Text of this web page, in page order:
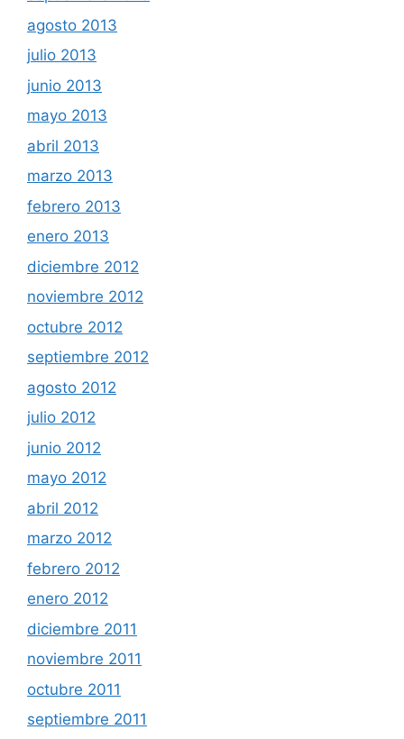
agosto 2013
julio 2013
junio 2013
mayo 2013
abril 2013
marzo 2013
febrero 2013
enero 2013
diciembre 2012
noviembre 2012
octubre 2012
septiembre 2012
agosto 2012
julio 2012
junio 2012
mayo 2012
abril 2012
marzo 2012
febrero 2012
enero 2012
diciembre 2011
noviembre 2011
octubre 2011
septiembre 2011